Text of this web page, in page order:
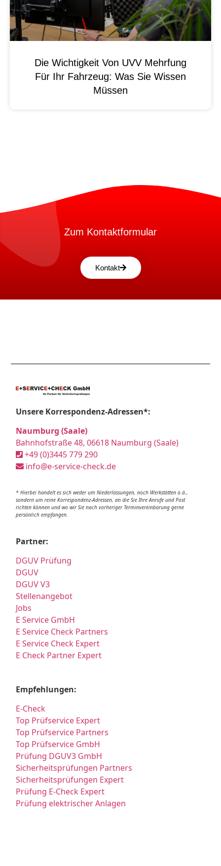
Die Wichtigkeit Von UVV Mehrfung
Für Ihr Fahrzeug: Was Sie Wissen
Müssen
Zum Kontaktformular
Kontakt
Unsere Korrespondenz-Adressen*:
Naumburg (Saale)
Bahnhofstraße 48, 06618 Naumburg (Saale)
+49 (0)3445 779 290
info@e-service-check.de
* Hierbei handelt es sich weder um Niederlassungen, noch Werkstätten o.ä.,
sondern um reine Korrespondenz-Adressen, an die Sie Ihre Anrufe und Post
richten können und wo wir Sie nach vorheriger Terminvereinbarung gerne
persönlich empfangen.
Partner:
DGUV Prüfung
DGUV
DGUV V3
Stellenangebot
Jobs
E Service GmbH
E Service Check Partners
E Service Check Expert
E Check Partner Expert
Empfehlungen:
E-Check
Top Prüfservice Expert
Top Prüfservice Partners
Top Prüfservice GmbH
Prüfung DGUV3 GmbH
Sicherheitsprüfungen Partners
Sicherheitsprüfungen Expert
Prüfung E-Check Expert
Prüfung elektrischer Anlagen